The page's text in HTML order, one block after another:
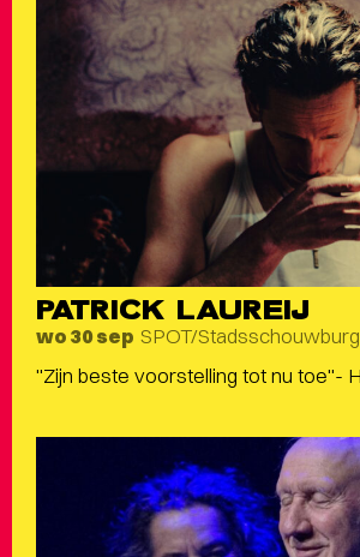
PATRICK LAUREIJ
wo 30 sep SPOT/Stadsschouwburg
"Zijn beste voorstelling tot nu toe"-